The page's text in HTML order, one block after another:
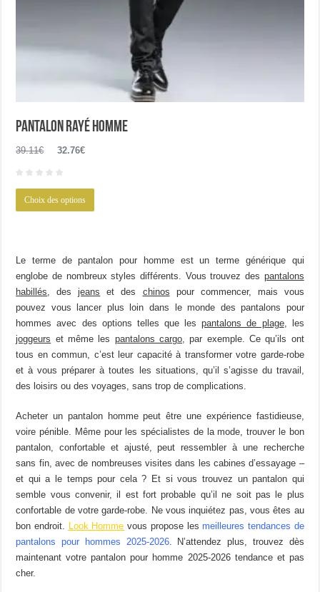
Pantalon rayé homme
39.11€
était :
39.11€.
32.76€
32.76€.
Choix des options
produit
variations.
Les
options
peuvent
être
choisies
sur
la
page
produit
Le terme de pantalon pour homme est un terme générique qui
englobe de nombreux styles différents. Vous trouvez des pantalons
habillés , desjeans et des chinos pour commencer, mais vous
pouvez vous lancer plus loin dans le monde des pantalons pour
hommes avec des options telles que lespantalons de plage, les
joggeurs et même les pantalons cargo , par exemple. Ce qu’ils ont
tous en commun, c’est leur capacité à transformer votre garde-robe
et à vous préparer à toutes les situations, qu’il s’agisse du travail,
des loisirs ou des voyages, sans trop de complications.
Acheter un pantalon homme peut être une expérience fastidieuse,
voire pénible. Même pour les spécialistes de la mode, trouver le bon
pantalon, confortable et ajusté, peut ressembler à une recherche
sans fin, avec de nombreuses visites dans les cabines d’essayage –
et qui a le temps pour cela ? Et si vous trouvez un pantalon qui
semble vous convenir, il est fort probable qu’il ne soit pas le plus
confortable de votre garde-robe. Ne vous inquiétez pas, vous êtes au
bon endroit.
Look Homme vous propose lesmeilleures tendances de
pantalons pour hommes 2025-2026. N’attendez plus, trouvez dès
maintenant votre pantalon pour homme 2025-2026 tendance et pas
cher.